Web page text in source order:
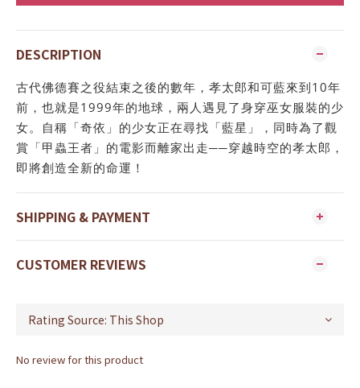
DESCRIPTION
古代佛德賽之役結束之後的數年，孝太郎和可藍來到10年
前，也就是1999年的地球，兩人遇見了身穿巫女服裝的少
女。自稱「奇依」的少女正在尋找「藍星」，同時為了觀
賞「甲蟲王者」的電影而離家出走──穿越時空的孝太郎，
即將創造全新的命運！
SHIPPING & PAYMENT
CUSTOMER REVIEWS
No review for this product